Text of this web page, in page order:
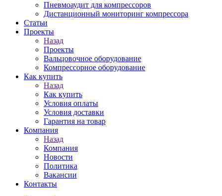
Пневмоаудит для компрессоров
Дистанционный мониторинг компрессора
Статьи
Проекты
Назад
Проекты
Вальцовочное оборудование
Компрессорное оборудование
Как купить
Назад
Как купить
Условия оплаты
Условия доставки
Гарантия на товар
Компания
Назад
Компания
Новости
Политика
Вакансии
Контакты